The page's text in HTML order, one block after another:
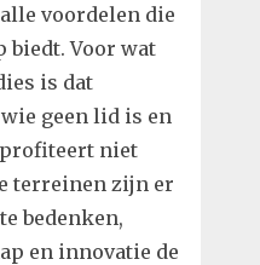
voordelen die
biedt. Voor wat
is dat
geen lid is en
profiteert niet
terreinen zijn er
bedenken,
en innovatie de